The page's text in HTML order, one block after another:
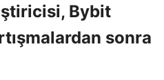
Bybit
sonra